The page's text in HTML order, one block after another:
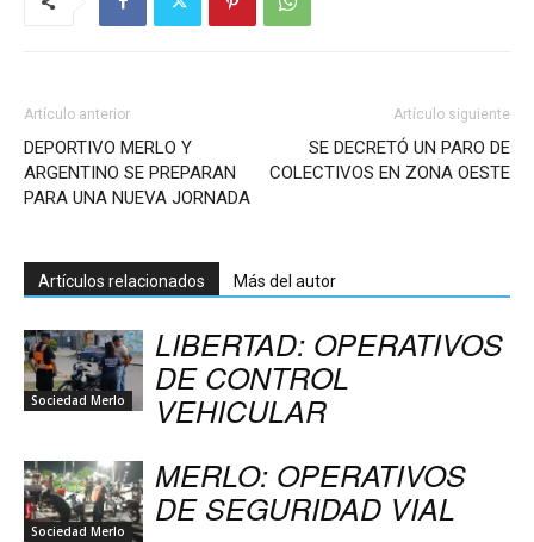
Artículo anterior
DEPORTIVO MERLO Y
ARGENTINO SE PREPARAN
PARA UNA NUEVA JORNADA
Artículo siguiente
SE DECRETÓ UN PARO DE
COLECTIVOS EN ZONA OESTE
Artículos relacionados Más del autor
Sociedad Merlo
LIBERTAD: OPERATIVOS
DE CONTROL
VEHICULAR
Sociedad Merlo
MERLO: OPERATIVOS
DE SEGURIDAD VIAL